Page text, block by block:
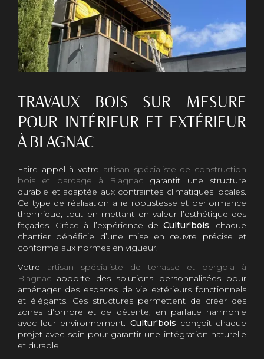
TRAVAUX BOIS SUR MESURE
POUR INTÉRIEUR ET EXTÉRIEUR
À BLAGNAC
Faire appel à votre artisan spécialiste de construction
bois et bardage à Blagnac garantit une structure
durable et adaptée aux contraintes climatiques locales.
Ce type de réalisation allie robustesse et performance
thermique, tout en mettant en valeur l’esthétique des
façades. Grâce à l’expérience de Cultur'bois, chaque
chantier bénéficie d’une mise en œuvre précise et
conforme aux normes en vigueur.
Votre artisan spécialiste de terrasse et pergola à
Blagnac apporte des solutions personnalisées pour
aménager des espaces de vie extérieurs fonctionnels
et élégants. Ces structures permettent de créer des
zones d’ombre et de détente, en parfaite harmonie
avec leur environnement. Cultur'bois conçoit chaque
projet avec soin pour garantir une intégration naturelle
et durable.